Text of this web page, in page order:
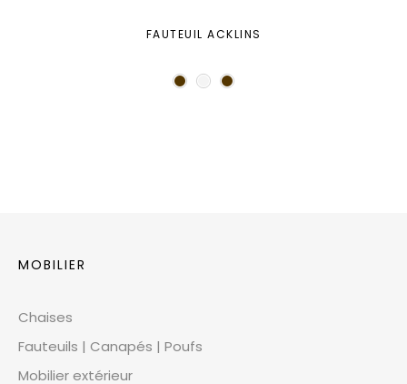
FAUTEUIL ACKLINS
MOBILIER
Chaises
Fauteuils | Canapés | Poufs
Mobilier extérieur